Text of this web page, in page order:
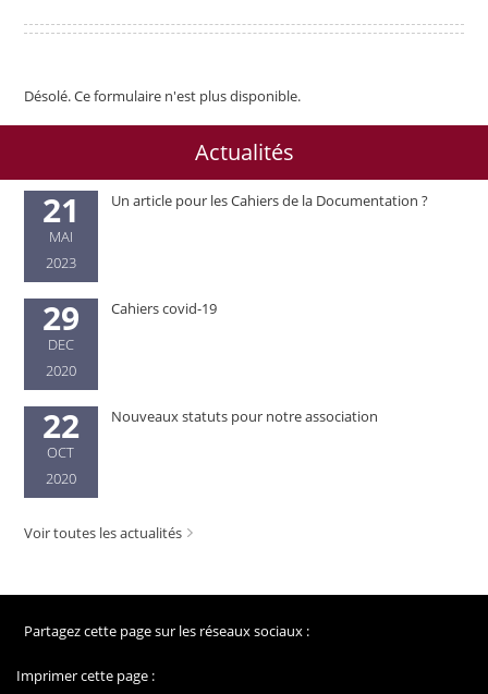
Désolé. Ce formulaire n'est plus disponible.
Actualités
21
MAI
2023
Un article pour les Cahiers de la Documentation ?
29
DEC
2020
Cahiers covid-19
22
OCT
2020
Nouveaux statuts pour notre association
Voir toutes les actualités
Partagez cette page sur les réseaux sociaux :
Imprimer cette page :